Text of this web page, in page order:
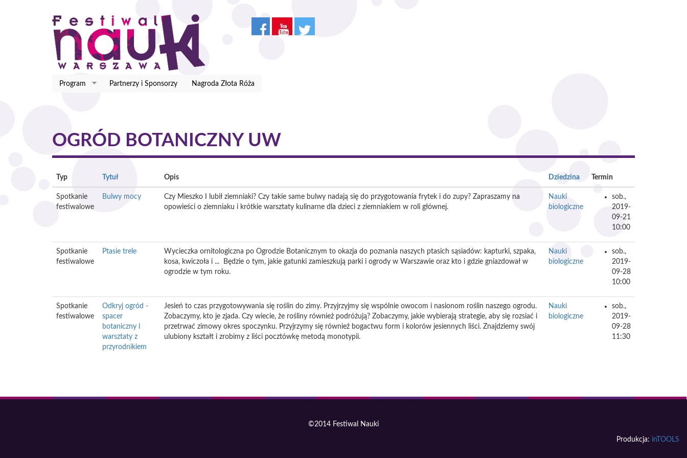
Program Partnerzy i Sponsorzy Nagroda Złota Róża
OGRÓD BOTANICZNY UW
Typ Tytuł Opis Dziedzina Termin
Spotkanie
festiwalowe
Bulwy mocy
Czy Mieszko I lubił ziemniaki? Czy takie same bulwy nadają się do przygotowania frytek i do zupy? Zapraszamy na
opowieści o ziemniaku i krótkie warsztaty kulinarne dla dzieci z ziemniakiem w roli głównej.
Nauki
biologiczne
sob.,
2019-
09-21
10:00
Spotkanie
festiwalowe
Ptasie trele
Wycieczka ornitologiczna po Ogrodzie Botanicznym to okazja do poznania naszych ptasich sąsiadów: kapturki, szpaka,
kosa, kwiczoła i ... Będzie o tym, jakie gatunki zamieszkują parki i ogrody w Warszawie oraz kto i gdzie gniazdował w
ogrodzie w tym roku.
Nauki
biologiczne
sob.,
2019-
09-28
10:00
Spotkanie
festiwalowe
Odkryj ogród -
spacer
botaniczny i
warsztaty z
przyrodnikiem
Jesień to czas przygotowywania się roślin do zimy. Przyjrzyjmy się wspólnie owocom i nasionom roślin naszego ogrodu.
Zobaczymy, kto je zjada. Czy wiecie, że rośliny również podróżują? Zobaczymy, jakie wybierają strategie, aby się rozsiać i
przetrwać zimowy okres spoczynku. Przyjrzymy się również bogactwu form i kolorów jesiennych liści. Znajdziemy swój
ulubiony kształt i zrobimy z liści pocztówkę metodą monotypii.
Nauki
biologiczne
sob.,
2019-
09-28
11:30
©2014 Festiwal Nauki
Produkcja: inTOOLS